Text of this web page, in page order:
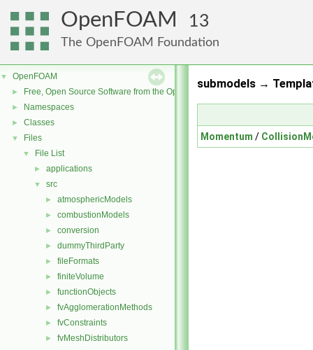
OpenFOAM 13
The OpenFOAM Foundation
▼ OpenFOAM
► Free, Open Source Software from the OpenFOAM Foundation
► Namespaces
► Classes
▼ Files
▼ File List
► applications
▼ src
► atmosphericModels
► combustionModels
► conversion
► dummyThirdParty
► fileFormats
► finiteVolume
► functionObjects
► fvAgglomerationMethods
► fvConstraints
► fvMeshDistributors
submodels →
Momentum /